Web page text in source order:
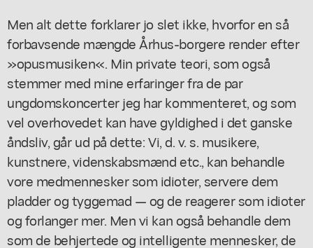
Men alt dette forklarer jo slet ikke, hvorfor en så
forbavsende mængde Århus-borgere render efter
»opusmusiken«. Min private teori, som også
stemmer med mine erfaringer fra de par
ungdomskoncerter jeg har kommenteret, og som
vel overhovedet kan have gyldighed i det ganske
åndsliv, går ud på dette: Vi, d. v. s. musikere,
kunstnere, videnskabsmænd etc., kan behandle
vore medmennesker som idioter, servere dem
pladder og tyggemad — og de reagerer som idioter
og forlanger mer. Men vi kan også behandle dem
som de behjertede og intelligente mennesker, de